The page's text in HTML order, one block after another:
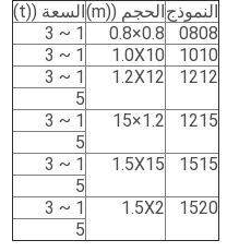
النموذج الحجم ((m)
السعة ((t)
0808
0.8×0.8
1 ~ 3
1010
1.0X10
1 ~ 3
1212
1.2X12
1 ~ 3
5
1215
1.2×15
1 ~ 3
5
1515
1.5X15
1 ~ 3
5
1520
1.5X2
1 ~ 3
5